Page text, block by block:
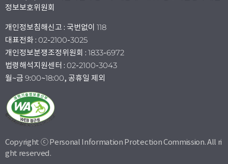
정보보호위원회
개인정보침해신고 : 국번없이 118
대표전화 : 02-2100-3025
개인정보분쟁조정위원회 : 1833-6972
법령해석지원센터 : 02-2100-3043
월~금 9:00~18:00, 공휴일 제외
Copyright ⓒ Personal Information Protection Commission. All ri
ght reserved.